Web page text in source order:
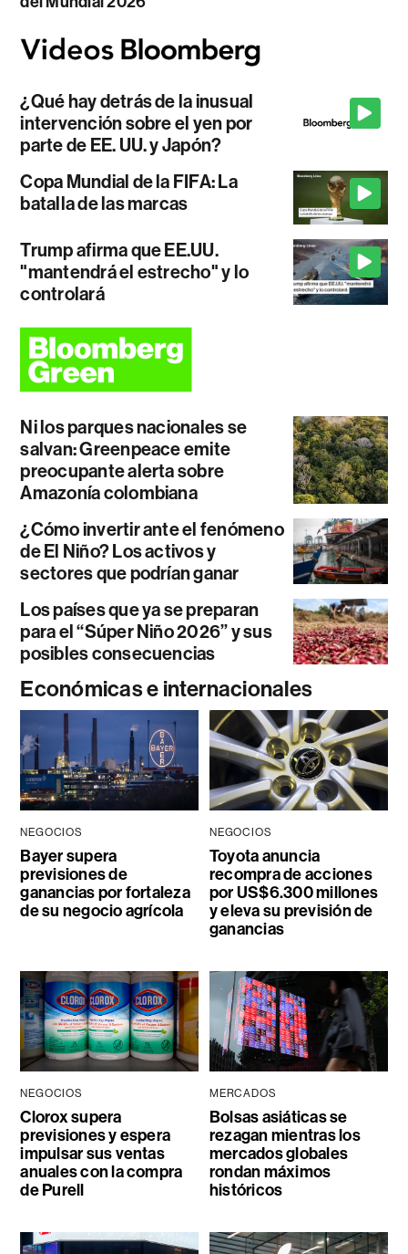
¿Qué hay detrás de la inusual
intervención sobre el yen por
parte de EE. UU. y Japón?
Copa Mundial de la FIFA: La
batalla de las marcas
Trump afirma que EE.UU.
"mantendrá el estrecho" y lo
controlará
Ni los parques nacionales se
salvan: Greenpeace emite
preocupante alerta sobre
Amazonía colombiana
¿Cómo invertir ante el fenómeno
de El Niño? Los activos y
sectores que podrían ganar
Los países que ya se preparan
para el “Súper Niño 2026” y sus
posibles consecuencias
Económicas e internacionales
NEGOCIOS
Bayer supera
previsiones de
ganancias por fortaleza
de su negocio agrícola
NEGOCIOS
Toyota anuncia
recompra de acciones
por US$6.300 millones
y eleva su previsión de
ganancias
NEGOCIOS
Clorox supera
previsiones y espera
impulsar sus ventas
anuales con la compra
de Purell
MERCADOS
Bolsas asiáticas se
rezagan mientras los
mercados globales
rondan máximos
históricos